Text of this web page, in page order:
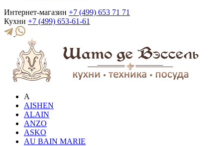
Интернет-магазин +7 (499) 653 71 71
Кухни +7 (499) 653-61-61
A
AISHEN
ALAIN
ANZO
ASKO
AU BAIN MARIE